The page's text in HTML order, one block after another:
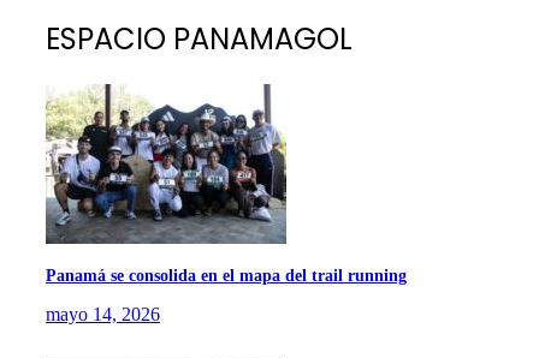
ESPACIO PANAMAGOL
Panamá se consolida en el mapa del trail running
mayo 14, 2026